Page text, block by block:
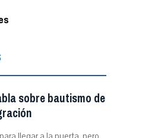
sobre bautismo de